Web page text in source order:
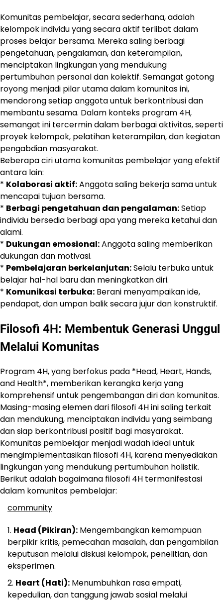
Komunitas pembelajar, secara sederhana, adalah
kelompok individu yang secara aktif terlibat dalam
proses belajar bersama. Mereka saling berbagi
pengetahuan, pengalaman, dan keterampilan,
menciptakan lingkungan yang mendukung
pertumbuhan personal dan kolektif. Semangat gotong
royong menjadi pilar utama dalam komunitas ini,
mendorong setiap anggota untuk berkontribusi dan
membantu sesama. Dalam konteks program 4H,
semangat ini tercermin dalam berbagai aktivitas, seperti
proyek kelompok, pelatihan keterampilan, dan kegiatan
pengabdian masyarakat.
Beberapa ciri utama komunitas pembelajar yang efektif
antara lain:
* Kolaborasi aktif:Anggota saling bekerja sama untuk
mencapai tujuan bersama.
* Berbagi pengetahuan dan pengalaman:Setiap
individu bersedia berbagi apa yang mereka ketahui dan
alami.
* Dukungan emosional:Anggota saling memberikan
dukungan dan motivasi.
* Pembelajaran berkelanjutan:Selalu terbuka untuk
belajar hal-hal baru dan meningkatkan diri.
* Komunikasi terbuka: Berani menyampaikan ide,
pendapat, dan umpan balik secara jujur dan konstruktif.
Filosofi 4H: Membentuk Generasi Unggul
Melalui Komunitas
Program 4H, yang berfokus pada *Head, Heart, Hands,
and Health*, memberikan kerangka kerja yang
komprehensif untuk pengembangan diri dan komunitas.
Masing-masing elemen dari filosofi 4H ini saling terkait
dan mendukung, menciptakan individu yang seimbang
dan siap berkontribusi positif bagi masyarakat.
Komunitas pembelajar menjadi wadah ideal untuk
mengimplementasikan filosofi 4H, karena menyediakan
lingkungan yang mendukung pertumbuhan holistik.
Berikut adalah bagaimana filosofi 4H termanifestasi
dalam komunitas pembelajar:
community
Head (Pikiran): Mengembangkan kemampuan
berpikir kritis, pemecahan masalah, dan pengambilan
keputusan melalui diskusi kelompok, penelitian, dan
eksperimen.
Heart (Hati): Menumbuhkan rasa empati,
kepedulian, dan tanggung jawab sosial melalui